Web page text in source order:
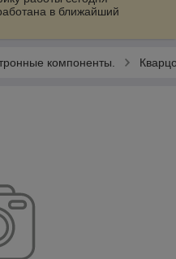
в ближайший
компоненты.